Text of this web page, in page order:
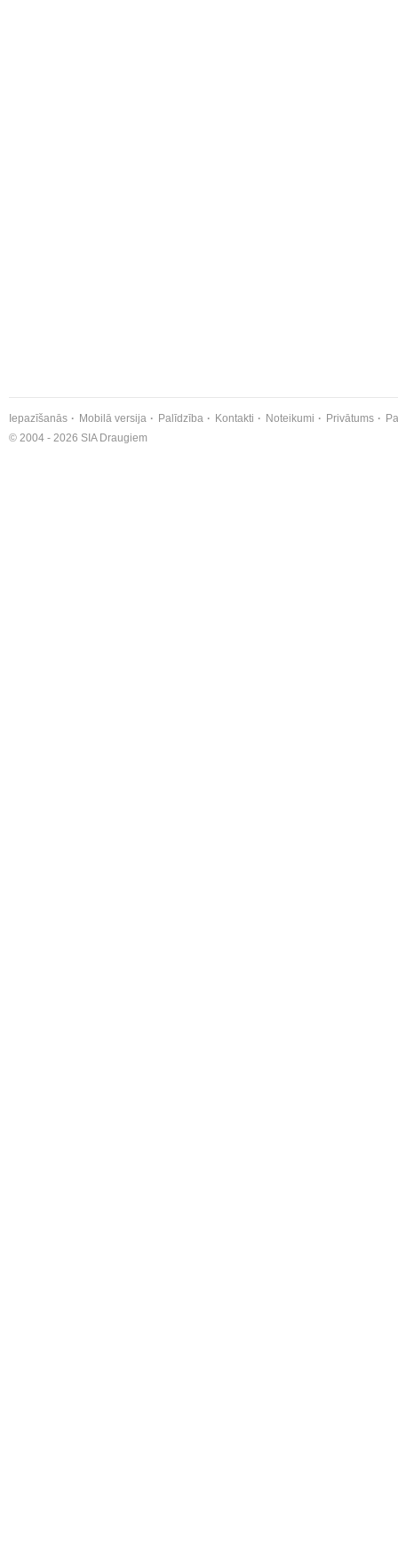
Iepazīšanās Mobilā versija Palīdzība Kontakti Noteikumi Privātums
© 2004 - 2026 SIA Draugiem